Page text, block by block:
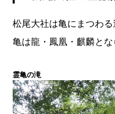
松尾大社は亀にまつわる
亀は龍・鳳凰・麒麟とな
霊亀の滝